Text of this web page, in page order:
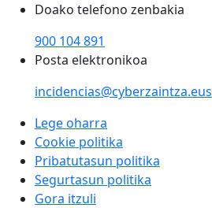
Doako telefono zenbakia
900 104 891
Posta elektronikoa
incidencias@cyberzaintza.eus
Lege oharra
Cookie politika
Pribatutasun politika
Segurtasun politika
Gora itzuli